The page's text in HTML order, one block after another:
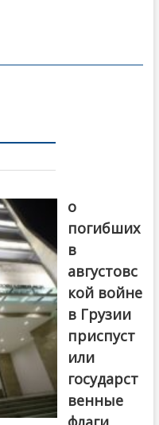
о
погибших
в
августовс
кой войне
в Грузии
приспуст
или
государст
венные